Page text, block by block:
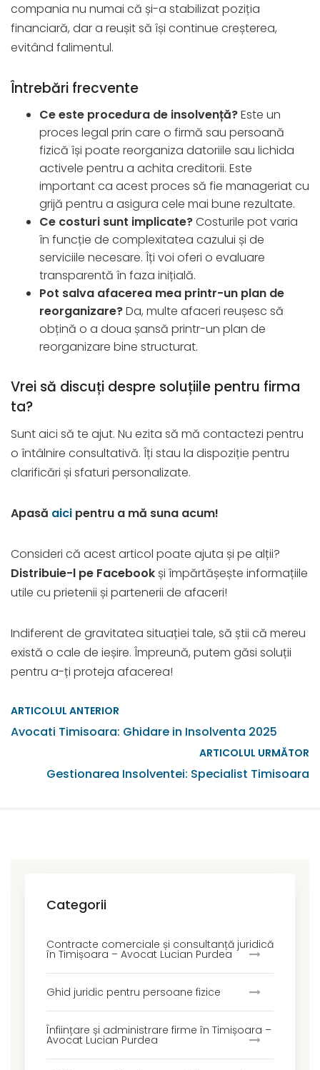
compania nu numai că și-a stabilizat poziția
financiară, dar a reușit să își continue creșterea,
evitând falimentul.
Întrebări frecvente
Ce este procedura de insolvență?Este un
proces legal prin care o firmă sau persoană
fizică își poate reorganiza datoriile sau lichida
activele pentru a achita creditorii. Este
important ca acest proces să fie manageriat cu
grijă pentru a asigura cele mai bune rezultate.
Ce costuri sunt implicate?Costurile pot varia
în funcție de complexitatea cazului și de
serviciile necesare. Îți voi oferi o evaluare
transparentă în faza inițială.
Pot salva afacerea mea printr-un plan de
reorganizare?Da, multe afaceri reușesc să
obțină o a doua șansă printr-un plan de
reorganizare bine structurat.
Vrei să discuți despre soluțiile pentru firma
ta?
Sunt aici să te ajut. Nu ezita să mă contactezi pentru
o întâlnire consultativă. Îți stau la dispoziție pentru
clarificări și sfaturi personalizate.
Apasă aici pentru a mă suna acum!
Consideri că acest articol poate ajuta și pe alții?
Distribuie-l pe Facebook și împărtășește informațiile
utile cu prietenii și partenerii de afaceri!
Indiferent de gravitatea situației tale, să știi că mereu
există o cale de ieșire. Împreună, putem găsi soluții
pentru a-ți proteja afacerea!
ARTICOLUL ANTERIOR
Avocati Timisoara: Ghidare in Insolventa 2025
ARTICOLUL URMĂTOR
Gestionarea Insolventei: Specialist Timisoara
Categorii
Contracte comerciale și consultanță juridică
în Timișoara – Avocat Lucian Purdea
Ghid juridic pentru persoane fizice
Înființare și administrare firme în Timișoara –
Avocat Lucian Purdea